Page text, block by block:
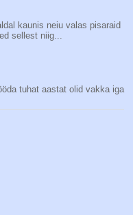
kaunis neiu valas pisaraid
sellest niig...
tuhat aastat olid vakka iga